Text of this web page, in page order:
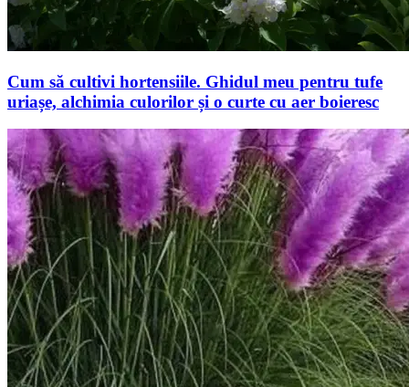
Cum să cultivi hortensiile. Ghidul meu pentru tufe
uriașe, alchimia culorilor și o curte cu aer boieresc